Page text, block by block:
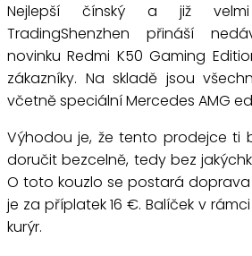
Nejlepší čínský a již
TradingShenzhen přináší
novinku Redmi K50 Gaming
zákazníky. Na skladě jsou
včetně speciální Mercedes AMG
Výhodou je, že tento prodejce ti
doručit bezcelně, tedy bez
O toto kouzlo se postará doprava
je za příplatek 16 €. Balíček v
kurýr.